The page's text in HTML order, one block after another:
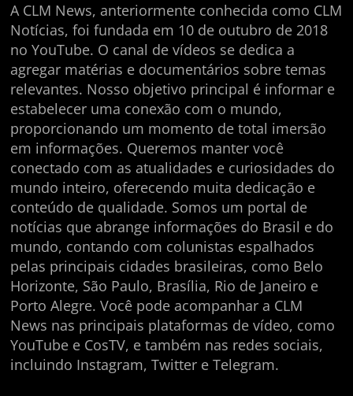
A CLM News, anteriormente conhecida como CLM
Notícias, foi fundada em 10 de outubro de 2018
no YouTube. O canal de vídeos se dedica a
agregar matérias e documentários sobre temas
relevantes. Nosso objetivo principal é informar e
estabelecer uma conexão com o mundo,
proporcionando um momento de total imersão
em informações. Queremos manter você
conectado com as atualidades e curiosidades do
mundo inteiro, oferecendo muita dedicação e
conteúdo de qualidade. Somos um portal de
notícias que abrange informações do Brasil e do
mundo, contando com colunistas espalhados
pelas principais cidades brasileiras, como Belo
Horizonte, São Paulo, Brasília, Rio de Janeiro e
Porto Alegre. Você pode acompanhar a CLM
News nas principais plataformas de vídeo, como
YouTube e CosTV, e também nas redes sociais,
incluindo Instagram, Twitter e Telegram.